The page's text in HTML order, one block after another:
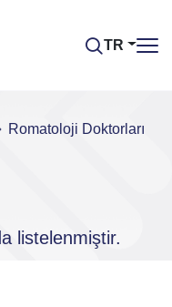
TR
Romatoloji Doktorları
listelenmiştir.